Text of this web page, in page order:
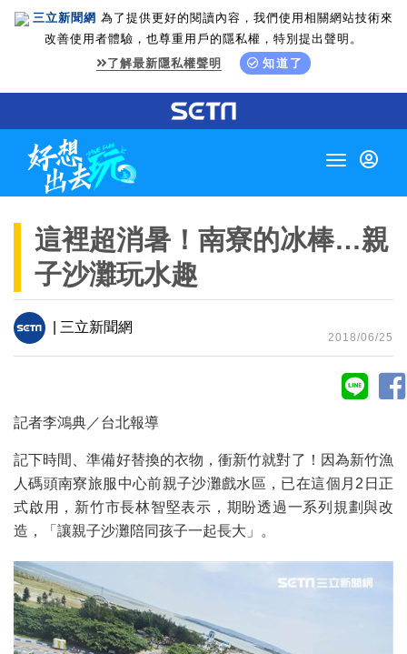
三立新聞網 為了提供更好的閱讀內容，我們使用相關網站技術來
改善使用者體驗，也尊重用戶的隱私權，特別提出聲明。
了解最新隱私權聲明
知道了
Toggle
這裡超消暑！南寮的冰棒…親
子沙灘玩水趣
| 三立新聞網
2018/06/25
記者李鴻典／台北報導
記下時間、準備好替換的衣物，衝新竹就對了！因為新竹漁
人碼頭南寮旅服中心前親子沙灘戲水區，已在這個月2日正
式啟用，新竹市長林智堅表示，期盼透過一系列規劃與改
造，「讓親子沙灘陪同孩子一起長大」。